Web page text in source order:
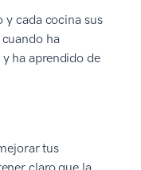
y cada cocina sus
ha
ha aprendido de
tus